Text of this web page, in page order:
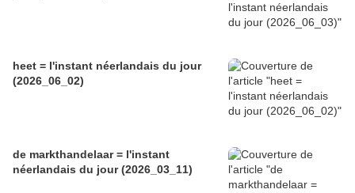
heet = l'instant néerlandais du jour
(2026_06_02)
de markthandelaar = l'instant
néerlandais du jour (2026_03_11)